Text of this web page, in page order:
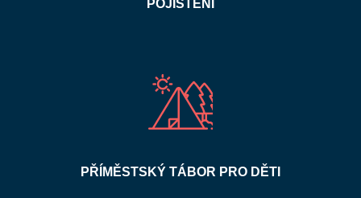
POJIŠTĚNÍ
PŘÍMĚSTSKÝ TÁBOR PRO DĚTI